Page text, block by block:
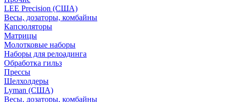
LEE Precision (США)
Весы, дозаторы, комбайны
Капсюляторы
Матрицы
Молотковые наборы
Наборы для релоадинга
Обработка гильз
Преcсы
Шелхолдеры
Lyman (США)
Весы, дозаторы, комбайны